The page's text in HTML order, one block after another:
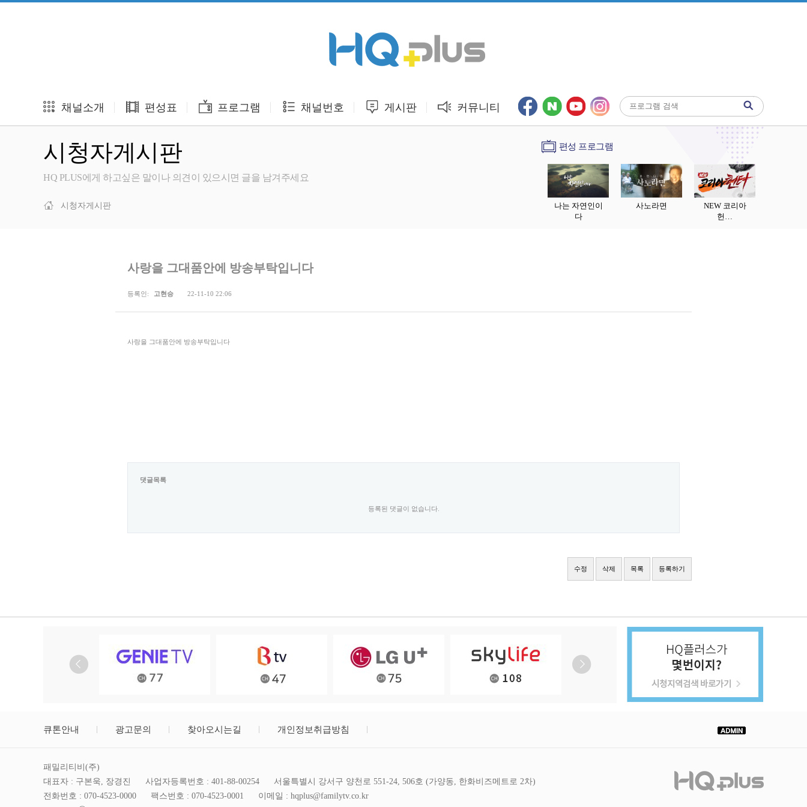
채널소개 편성표 프로그램 채널번호 게시판 커뮤니티
시청자게시판
HQ PLUS에게 하고싶은 말이나 의견이 있으시면 글을 남겨주세요
시청자게시판
편성 프로그램
나는 자연인이
다
사노라면
NEW 코리아
헌…
사랑을 그대품안에 방송부탁입니다
등록인: 고현승 22-11-10 22:06
사랑을 그대품안에 방송부탁입니다
댓글목록
등록된 댓글이 없습니다.
수정 삭제 목록 등록하기
큐톤안내 광고문의 찾아오시는길 개인정보취급방침
패밀리티비(주)
대표자 : 구본욱, 장경진
사업자등록번호 : 401-88-00254
서울특별시 강서구 양천로 551-24, 506호 (가양동, 한화비즈메트로 2차)
전화번호 : 070-4523-0000
팩스번호 : 070-4523-0001
이메일 : hqplus@familytv.co.kr